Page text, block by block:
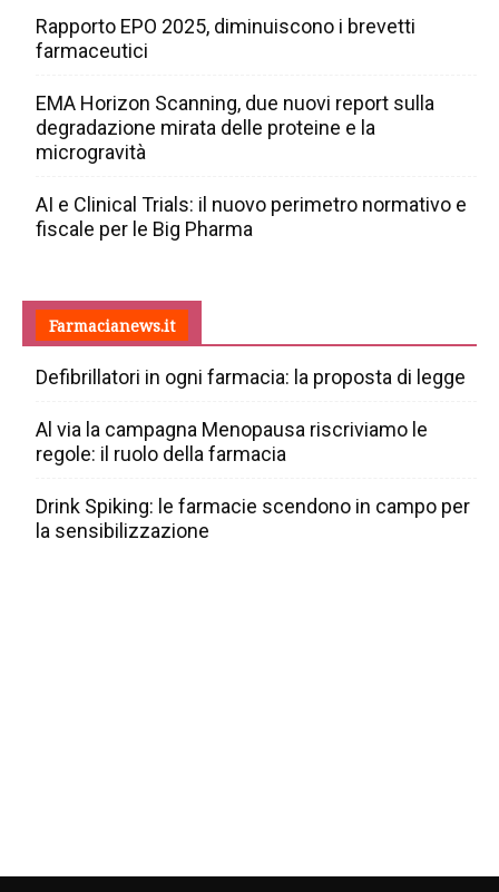
Rapporto EPO 2025, diminuiscono i brevetti
farmaceutici
EMA Horizon Scanning, due nuovi report sulla
degradazione mirata delle proteine e la
microgravità
AI e Clinical Trials: il nuovo perimetro normativo e
fiscale per le Big Pharma
Farmacianews.it
Defibrillatori in ogni farmacia: la proposta di legge
Al via la campagna Menopausa riscriviamo le
regole: il ruolo della farmacia
Drink Spiking: le farmacie scendono in campo per
la sensibilizzazione